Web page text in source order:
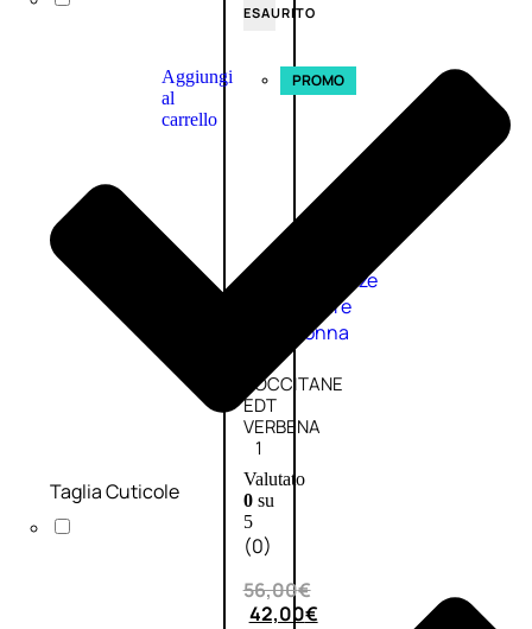
ESAURITO
Aggiungi
al
carrello
PROMO
Fragranze
Nature
Donna
L’OCCITANE
EDT
VERBENA
1
Valutato
0su
5
(0)
56,00€
42,00€
Taglia Cuticole